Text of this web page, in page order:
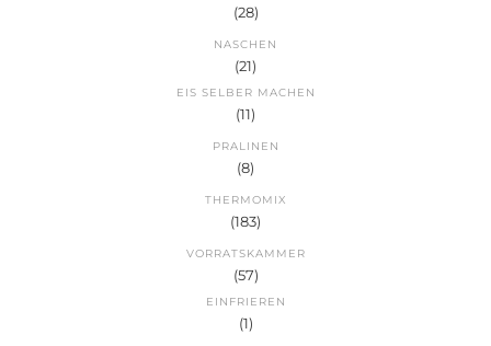
(28)
NASCHEN
(21)
EIS SELBER MACHEN
(11)
PRALINEN
(8)
THERMOMIX
(183)
VORRATSKAMMER
(57)
EINFRIEREN
(1)